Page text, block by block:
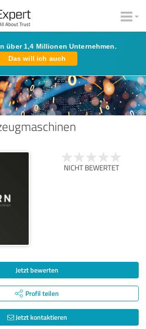
über 1,4 Millionen Unternehmen.
Das will ich auch
NICHT BEWERTET
Jetzt bewerten
Profil teilen
Jetzt kontaktieren